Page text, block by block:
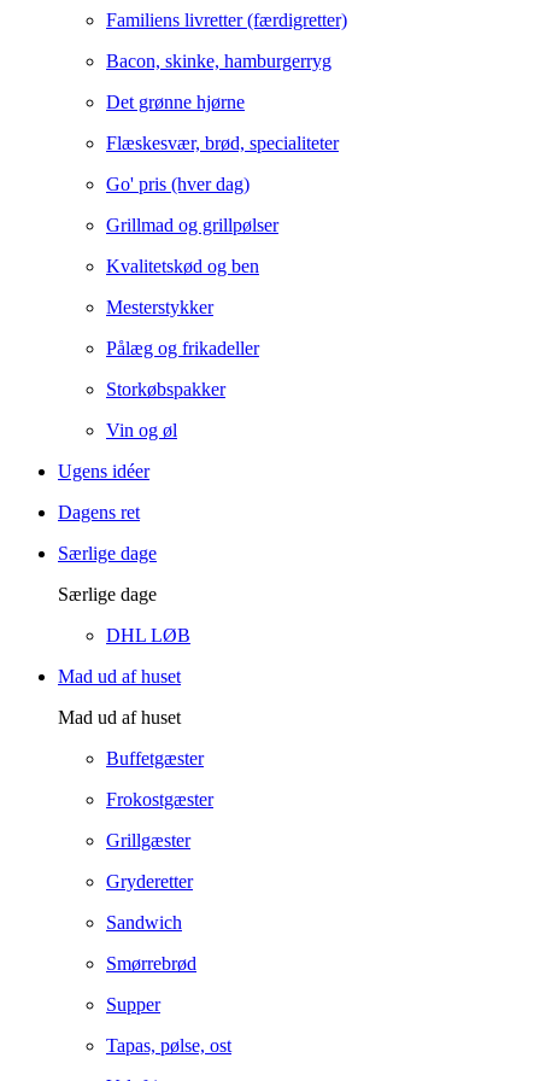
Familiens livretter (færdigretter)
Bacon, skinke, hamburgerryg
Det grønne hjørne
Flæskesvær, brød, specialiteter
Go' pris (hver dag)
Grillmad og grillpølser
Kvalitetskød og ben
Mesterstykker
Pålæg og frikadeller
Storkøbspakker
Vin og øl
Ugens idéer
Dagens ret
Særlige dage
Særlige dage
DHL LØB
Mad ud af huset
Mad ud af huset
Buffetgæster
Frokostgæster
Grillgæster
Gryderetter
Sandwich
Smørrebrød
Supper
Tapas, pølse, ost